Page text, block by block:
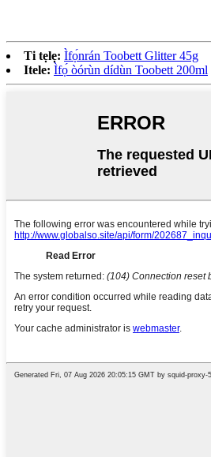
Ti tẹlẹ: Ìfọ́nrán Toobett Glitter 45g
Itele: Ìfọ́ òórùn dídùn Toobett 200ml